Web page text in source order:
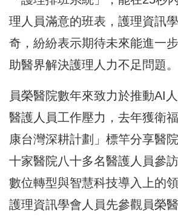
理人員滿意的班表，護理資訊
奇，紛紛表示期待未來能進一
助醫界解決護理人力不足問題
員榮醫院數年來致力於推動AI
醫護人員工作壓力，去年獲衛
康台灣深耕計劃」標竿分享醫
十家醫院八十多名醫護人員參
數位轉型與智慧科技導入上的
護理資訊學會人員先參觀員榮